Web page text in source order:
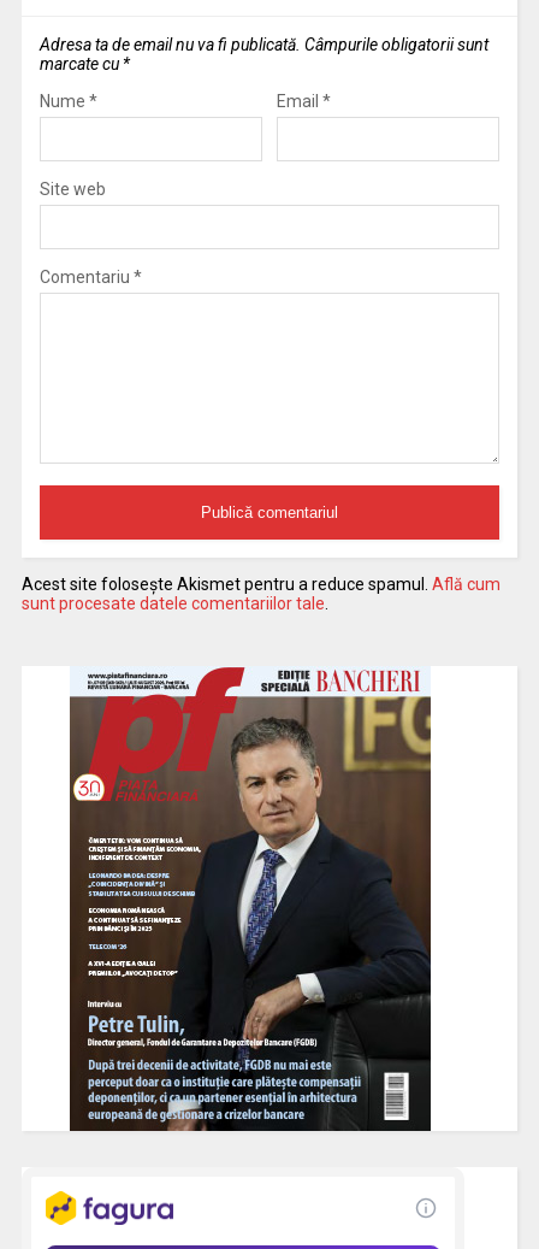
Adresa ta de email nu va fi publicată. Câmpurile obligatorii sunt
marcate cu *
Nume * Email *
Site web
Comentariu *
Acest site folosește Akismet pentru a reduce spamul. Află cum
sunt procesate datele comentariilor tale